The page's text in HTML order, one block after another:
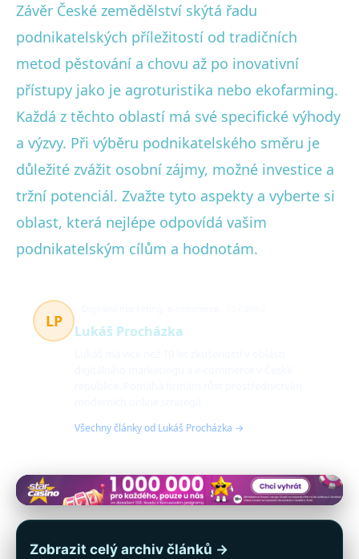
Závěr České zemědělství skýtá řadu
podnikatelských příležitostí od tradičních
metod pěstování a chovu až po inovativní
přístupy jako je agroturistika nebo ekofarming.
Každá z těchto oblastí má své specifické výhody
a výzvy. Při výběru podnikatelského směru je
důležité zvážit osobní zájmy, možné investice a
tržní potenciál. Zvažte tyto aspekty a vyberte si
oblast, která nejlépe odpovídá vašim
podnikatelským cílům a hodnotám.
LP
Lukáš Procházka
Všechny články od Lukáš Procházka →
Zobrazit celý archiv článků →